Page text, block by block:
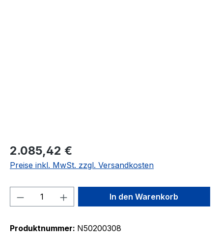
2.085,42 €
Preise inkl. MwSt. zzgl. Versandkosten
Produkt Anzahl: Gib denIn den Warenkorb
Produktnummer: N50200308